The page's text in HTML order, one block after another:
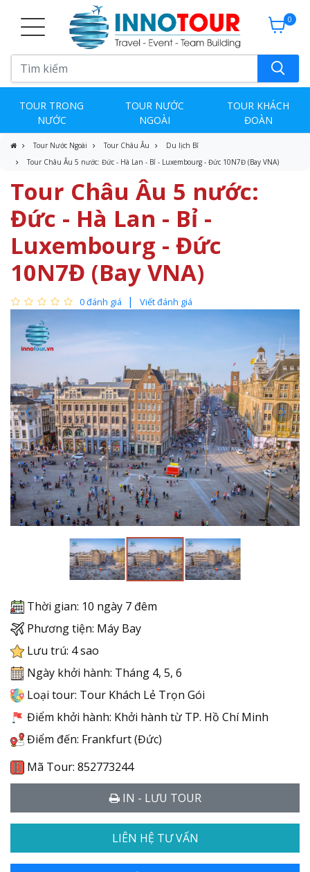
0
TOUR TRONG
NƯỚC
TOUR NƯỚC
NGOÀI
TOUR KHÁCH
ĐOÀN
Tour Nước Ngoài Tour Châu Âu
Du lịch Bỉ
Tour Châu Âu 5 nước: Đức - Hà Lan - Bỉ - Luxembourg - Đức 10N7Đ (Bay VNA)
Tour Châu Âu 5 nước:
Đức - Hà Lan - Bỉ -
Luxembourg - Đức
10N7Đ (Bay VNA)
0 đánh giá Viết đánh giá
Thời gian: 10 ngày 7 đêm
Phương tiện: Máy Bay
Lưu trú: 4 sao
Ngày khởi hành: Tháng 4, 5, 6
Loại tour: Tour Khách Lẻ Trọn Gói
Điểm khởi hành: Khởi hành từ TP. Hồ Chí Minh
Điểm đến: Frankfurt (Đức)
Mã Tour: 852773244
IN - LƯU TOUR
LIÊN HỆ TƯ VẤN